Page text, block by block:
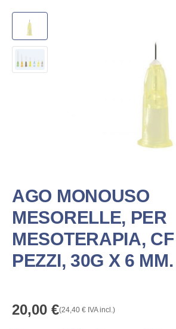
AGO MONOUSO
MESORELLE, PER
MESOTERAPIA,
PEZZI, 30G X 6 MM.
20,00 €(24,40 € IVA incl.)